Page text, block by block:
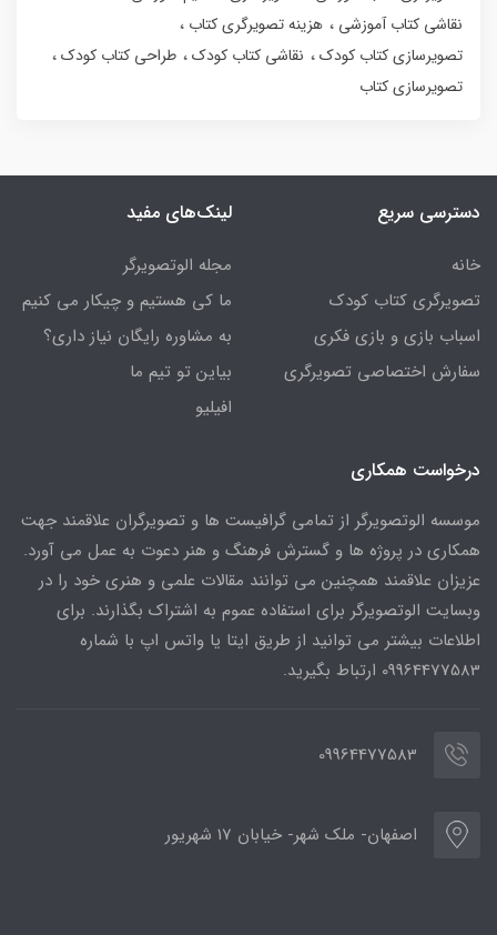
نقاشی کتاب آموزشی
هزینه تصویرگری کتاب
تصویرسازی کتاب کودک
نقاشی کتاب کودک
طراحی کتاب کودک
تصویرسازی کتاب
دسترسی سریع
خانه
تصویرگری کتاب کودک
اسباب بازی و بازی فکری
سفارش اختصاصی تصویرگری
لینک‌های مفید
مجله الوتصویرگر
ما کی هستیم و چیکار می کنیم
به مشاوره رایگان نیاز داری؟
بیاین تو تیم ما
افیلیو
درخواست همکاری
موسسه الوتصویرگر از تمامی گرافیست ها و تصویرگران علاقمند جهت
همکاری در پروژه ها و گسترش فرهنگ و هنر دعوت به عمل می آورد.
عزیزان علاقمند همچنین می توانند مقالات علمی و هنری خود را در
وبسایت الوتصویرگر برای استفاده عموم به اشتراک بگذارند. برای
اطلاعات بیشتر می توانید از طریق ایتا یا واتس اپ با شماره
09964477583 ارتباط بگیرید.
09964477583
اصفهان- ملک شهر- خیابان 17 شهریور